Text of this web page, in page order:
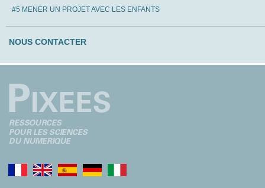
#5 MENER UN PROJET AVEC LES ENFANTS
NOUS CONTACTER